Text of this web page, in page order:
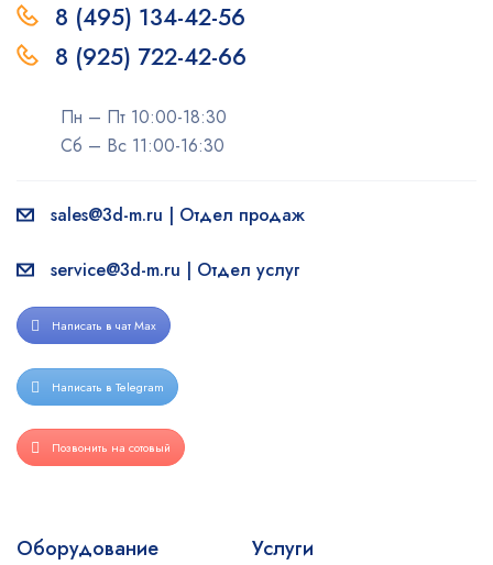
8 (495) 134-42-56
8 (925) 722-42-66
Пн – Пт 10:00-18:30
Сб – Вс 11:00-16:30
sales@3d-m.ru | Отдел продаж
service@3d-m.ru | Отдел услуг
Написать в чат Max
Написать в Telegram
Позвонить на сотовый
Оборудование Услуги